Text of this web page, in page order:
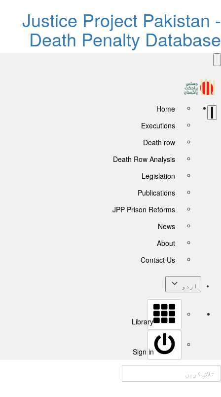
Justice Project
Death Penalty
Home
Executions
Death row
Death Row Analysis
Legislation
Publications
JPP Prison Reforms
News
About
Contact Us
اردو
Library
Sign in